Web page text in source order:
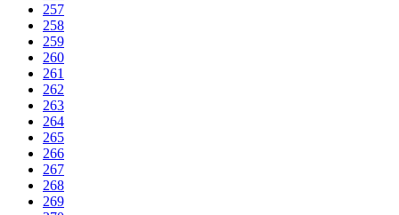
257
258
259
260
261
262
263
264
265
266
267
268
269